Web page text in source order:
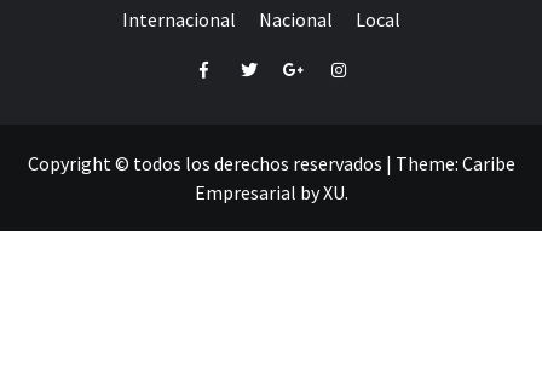
Internacional Nacional Local
FacebookTwitterGoogle+Instagram
Copyright © todos los derechos reservados | Theme: Caribe
Empresarial byXU.